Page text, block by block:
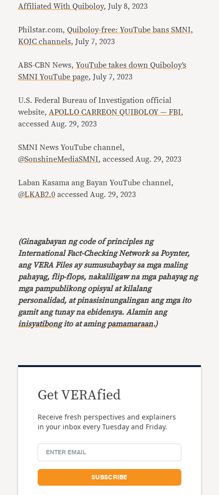
Affiliated With Quiboloy, July 8, 2023
Philstar.com,Quiboloy-free: YouTube bans SMNI,
KOJC channels, July 7, 2023
ABS-CBN News,YouTube takes down Quiboloy’s
SMNI YouTube page, July 7, 2023
U.S. Federal Bureau of Investigation official
website,APOLLO CARREON QUIBOLOY — FBI,
accessed Aug. 29, 2023
SMNI News YouTube channel,
@SonshineMediaSMNI, accessed Aug. 29, 2023
Laban Kasama ang Bayan YouTube channel,
@LKAB2.0 accessed Aug. 29, 2023
(Ginagabayan ng code of principles ng
International Fact-Checking Network sa Poynter,
ang VERA Files ay sumusubaybay sa mga maling
pahayag, flip-flops, nakaliligaw na mga pahayag ng
mga pampublikong opisyal at kilalang
personalidad, at pinasisinungalingan ang mga ito
gamit ang tunay na ebidensya. Alamin ang
inisyatibongito at amingpamamaraan.)
Get VERAfied
Receive fresh perspectives and explainers
in your inbox every Tuesday and Friday.